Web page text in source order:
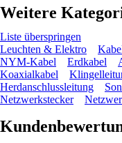
Weitere
Liste überspringen
Leuchten & Elektro
NYM-Kabel
Erdkabel
Koaxialkabel
Herdanschlussleitung
Netzwerkstecker